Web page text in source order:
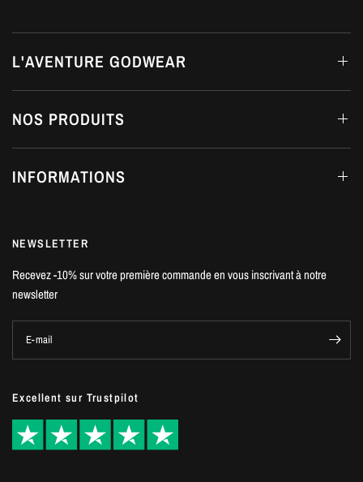
L'AVENTURE GODWEAR
NOS PRODUITS
INFORMATIONS
NEWSLETTER
Recevez -10% sur votre première commande en vous inscrivant à notre
newsletter
E-mail
Excellent sur Trustpilot